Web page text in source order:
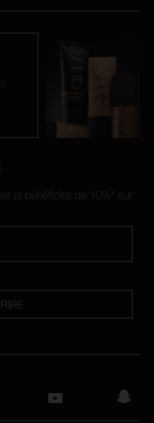
et bénéficiez de 10%* sur